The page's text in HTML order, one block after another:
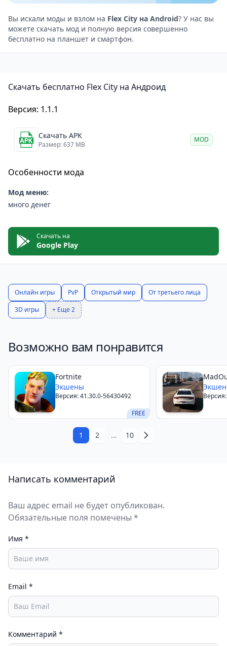
самолёты. В игре представлено реалистичное
оружие и захватывающие многопользовательские
события.
Вы сможете настроить свой автомобиль
чата.
предлагая вам новые возможности и события.
Здесь всегда есть чем заняться: от уникальных
соревнований до разнообразных взаимодействий с
Не пропустите возможность стать частью этого
увлекательного мира и отправиться в
незабываемое приключение вместе с друзьями!
Вы искали моды и взлом на Flex City на Android? У нас вы
можете скачать мод и полную версия совершенно
бесплатно на планшет и смартфон.
Скачать бесплатно Flex City на Андроид
Версия: 1.1.1
Скачать APK
Размер: 637 MB
MOD
Особенности мода
Мод меню:
много денег
Скачать на
Google Play
Онлайн игры PvP Открытый мир
От третьего лица
3D игры
+ Еще 2
Возможно вам понравится
FREE
Fortnite
Экшены
Версия: 41.30.0-56430492
1 2 … 10
Написать комментарий
Ваш адрес email не будет опубликован.
Обязательные поля помечены *
Имя *
Email *
Комментарий *